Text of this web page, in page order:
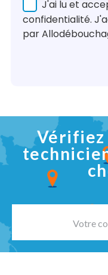
J'ai lu et
confidentialité.
par
Vérifiez